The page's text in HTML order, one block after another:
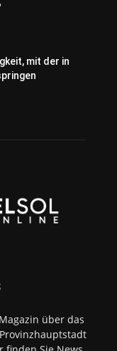
mit der in
über das